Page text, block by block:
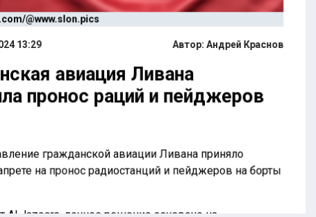
@www.slon.pics
13:29 Автор: Андрей Краснов
авиация Ливана
пронос раций и пейджеров
гражданской авиации Ливана приняло
на пронос радиостанций и пейджеров на борты
Al Jazeera, данное решение основано на